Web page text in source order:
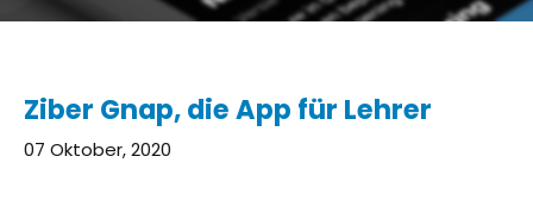
Ziber Gnap, die App für Lehrer
07 Oktober, 2020